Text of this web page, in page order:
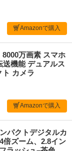
Amazonで購入
万画素 スマホ
送機能 デュアルス
ト カメラ
Amazonで購入
パクトデジタルカ
倍ズーム、2.8イン